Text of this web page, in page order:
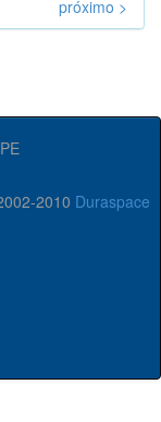
próximo >
2010 Duraspace